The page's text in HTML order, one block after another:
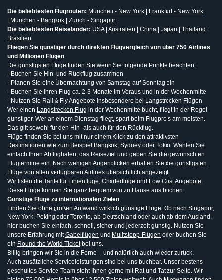
Die beliebtesten Flugrouten: München - New York
Frankfurt - New York
München - Bangkok
Zürich - Singapur
Die beliebtesten Reiseländer: USA| Australien China Japan Thailand
Brasilien
Fliegen Sie günstiger durch direkten Flugvergleich von über 750 Airlines
und Millionen Flügen
Die günstigsten Flüge finden Sie wenn Sie folgende Punkte beachten:
- Buchen Sie Hin- und Rückflug zusammen
- Planen Sie eine Übernachtung von Samstag auf Sonntag ein
- Buchen Sie Ihren Flug ca. 2-3 Monate im Voraus und in der Wochenmitte
- Nutzen Sie Rail & Fly Angebote insbesondere bei Langstrecken Flügen
Wer einen Langstrecken Flug in der Wochenmitte bucht, fliegt in der Regel
günstiger. Wer an einem Dienstag fliegt, spart beim Flugpreis am meisten.
Das gilt sowohl für den Hin- als auch für den Rückflug.
Flüge finden Sie bei uns mit nur einem Klick zu den attraktivsten
Destinationen wie zum Beispiel Bangkok, Sydney oder Tokio. Wählen Sie
einfach Ihren Abflughafen, das Reiseziel und geben Sie die gewünschten
Flugtermine ein. Nach wenigen Augenblicken erhalten Sie die günstigsten
Flüge von allen verfügbaren Airlines übersichtlich angezeigt.
Wir listen die Tarife für Linienflüge, Charterflüge und Low Cost Angebote.
Diese Flüge können Sie ganz bequem von zu Hause aus buchen.
Günstige Flüge zu internationalen Zielen
Finden Sie ohne großen Aufwand wirklich günstige Flüge. Ob nach Singapur,
New York, Peking oder Toronto, ab Deutschland oder auch ab dem Ausland,
hier buchen Sie einfach, schnell, sicher und jederzeit günstig. Nutzen Sie
unsere Erfahrung mitGabelflügen und Mulitstopp-Flügen oder buchen Sie
ein Round the World Ticketbei uns.
Billig bringen wir Sie in die Ferne – und natürlich auch wieder zurück.
Auch zusätzliche Serviceleistungen sind bei uns buchbar. Unser bestens
geschultes Service-Team steht Ihnen gerne mit Rat und Tat zur Seite. Wir